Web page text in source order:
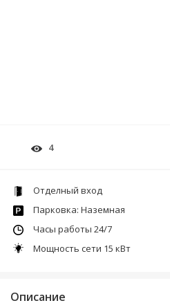
4
Отделный вход
Парковка: Наземная
Часы работы 24/7
Мощность сети 15 кВт
Описание